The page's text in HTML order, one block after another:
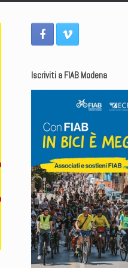
Iscriviti a FIAB Modena